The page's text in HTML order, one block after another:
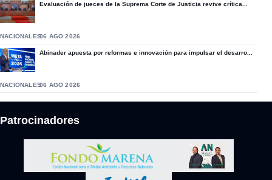
Evaluación de jueces de la Suprema Corte de Justicia revive crítica...
NACIONALES06 AGO 2026
Abinader apuesta por reformas e innovación para impulsar el desarro...
NACIONALES06 AGO 2026
Patrocinadores